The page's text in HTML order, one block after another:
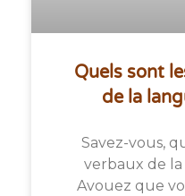
Quels sont
de la
Savez-vous,
verbaux de
Avouez que